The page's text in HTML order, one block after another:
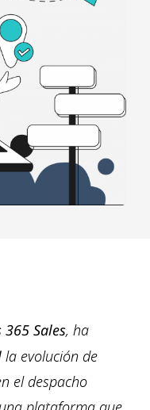
365 Sales, ha
la evolución de
el despacho